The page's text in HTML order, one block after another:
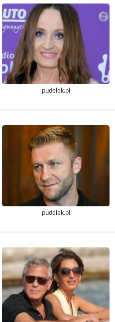
pudelek.pl
pudelek.pl